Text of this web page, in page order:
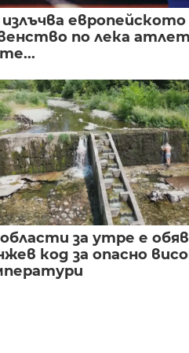
европейското
по лека
области за утре е
код за опасно